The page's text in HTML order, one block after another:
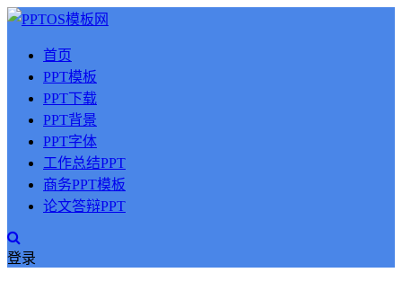
首页
PPT模板
PPT下载
PPT背景
PPT字体
工作总结PPT
商务PPT模板
论文答辩PPT
登录